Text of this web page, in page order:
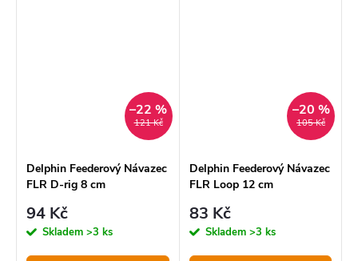
121 Kč
–22 %
Delphin Feederový Návazec
FLR D-rig 8 cm
94 Kč
Skladem >3 ks
105 Kč
–20 %
Delphin Feederový Návazec
FLR Loop 12 cm
83 Kč
Skladem >3 ks